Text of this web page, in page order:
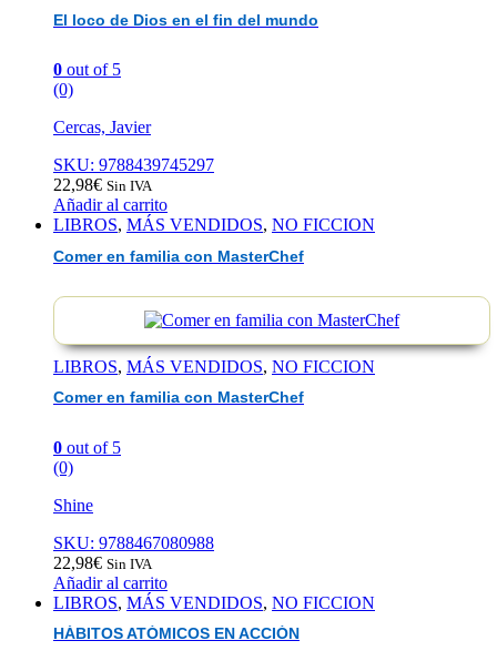
El loco de Dios en el fin del mundo
0 out of 5
(0)
Cercas, Javier
SKU: 9788439745297
22,98€ Sin IVA
Añadir al carrito
LIBROS, MÁS VENDIDOS, NO FICCION
Comer en familia con MasterChef
LIBROS, MÁS VENDIDOS, NO FICCION
Comer en familia con MasterChef
0 out of 5
(0)
Shine
SKU: 9788467080988
22,98€ Sin IVA
Añadir al carrito
LIBROS, MÁS VENDIDOS, NO FICCION
HÁBITOS ATÓMICOS EN ACCIÓN